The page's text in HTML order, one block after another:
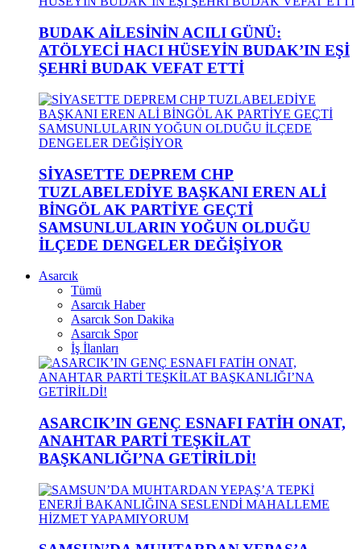
BUDAK AİLESİNİN ACILI GÜNÜ:
ATÖLYECİ HACI HÜSEYİN BUDAK’IN EŞİ
ŞEHRİ BUDAK VEFAT ETTİ
SİYASETTE DEPREM CHP
TUZLABELEDİYE BAŞKANI EREN ALİ
BİNGÖL AK PARTİYE GEÇTİ
SAMSUNLULARIN YOĞUN OLDUĞU
İLÇEDE DENGELER DEĞİŞİYOR
Asarcık
Tümü
Asarcık Haber
Asarcık Son Dakika
Asarcık Spor
İş İlanları
ASARCIK’IN GENÇ ESNAFI FATİH ONAT,
ANAHTAR PARTİ TEŞKİLAT
BAŞKANLIĞI’NA GETİRİLDİ!